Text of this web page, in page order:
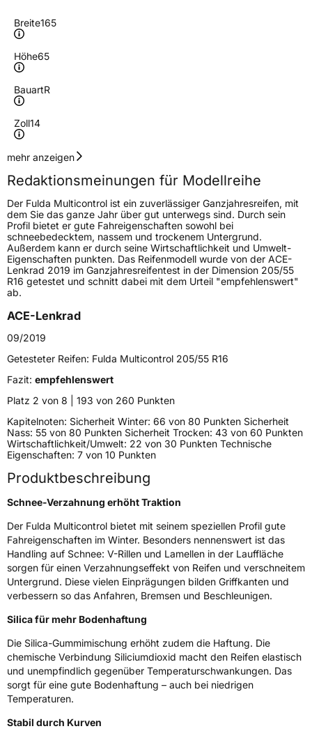
Breite165
Höhe65
BauartR
Zoll14
Geschwindigkeitsindex
Höchstgeschwindigkeit
190 km/h
Lastindex79
Höchstlast437 kg
Gewicht (in kg)6,347 kg
Generelle Merkmale
FahrzeugtypPKW
Verwendung
ModellnameMulticontrol
FahrzeugartPKW & SUV
Weitere Eigenschaften
SchlauchtypTL
Zustand Neureifen
M+S Ja
EU Label
Effizienz D
Rollgeräusch (Klasse)B
Rollgeräusch (dB) 71
Fahrzeugklasse
mehr anzeigen
Redaktionsmeinungen für Modellreihe
Der Fulda Multicontrol ist ein zuverlässiger Ganzjahresreifen, mit
dem Sie das ganze Jahr über gut unterwegs sind. Durch sein
Profil bietet er gute Fahreigenschaften sowohl bei
schneebedecktem, nassem und trockenem Untergrund.
Außerdem kann er durch seine Wirtschaftlichkeit und Umwelt-
Eigenschaften punkten. Das Reifenmodell wurde von der ACE-
Lenkrad 2019 im Ganzjahresreifentest in der Dimension 205/55
R16 getestet und schnitt dabei mit dem Urteil "empfehlenswert"
ab.
ACE-Lenkrad
09/2019
Getesteter Reifen: Fulda Multicontrol 205/55 R16
Fazit: empfehlenswert
Platz 2 von 8 | 193 von 260 Punkten
Kapitelnoten: Sicherheit Winter: 66 von 80 Punkten Sicherheit
Nass: 55 von 80 Punkten Sicherheit Trocken: 43 von 60 Punkten
Wirtschaftlichkeit/Umwelt: 22 von 30 Punkten Technische
Eigenschaften: 7 von 10 Punkten
Produktbeschreibung
Schnee-Verzahnung erhöht Traktion
Der Fulda Multicontrol bietet mit seinem speziellen Profil gute
Fahreigenschaften im Winter. Besonders nennenswert ist das
Handling auf Schnee: V-Rillen und Lamellen in der Lauffläche
sorgen für einen Verzahnungseffekt von Reifen und verschneitem
Untergrund. Diese vielen Einprägungen bilden Griffkanten und
verbessern so das Anfahren, Bremsen und Beschleunigen.
Silica für mehr Bodenhaftung
Die Silica-Gummimischung erhöht zudem die Haftung. Die
chemische Verbindung Siliciumdioxid macht den Reifen elastisch
und unempfindlich gegenüber Temperaturschwankungen. Das
sorgt für eine gute Bodenhaftung – auch bei niedrigen
Temperaturen.
Stabil durch Kurven